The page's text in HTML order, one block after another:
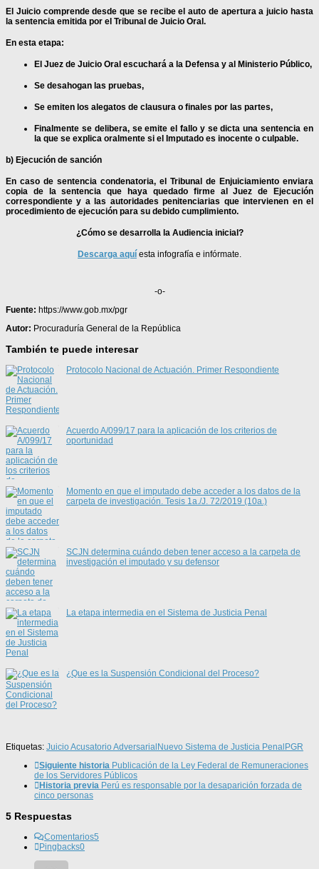
El Juicio comprende desde que se recibe el auto de apertura a juicio hasta
la sentencia emitida por el Tribunal de Juicio Oral.
En esta etapa:
El Juez de Juicio Oral escuchará a la Defensa y al Ministerio Público,
Se desahogan las pruebas,
Se emiten los alegatos de clausura o finales por las partes,
Finalmente se delibera, se emite el fallo y se dicta una sentencia en
la que se explica oralmente si el Imputado es inocente o culpable.
b) Ejecución de sanción
En caso de sentencia condenatoria, el Tribunal de Enjuiciamiento enviara
copia de la sentencia que haya quedado firme al Juez de Ejecución
correspondiente y a las autoridades penitenciarias que intervienen en el
procedimiento de ejecución para su debido cumplimiento.
¿Cómo se desarrolla la Audiencia inicial?
Descarga aquí esta infografía e infórmate.
-o-
Fuente: https://www.gob.mx/pgr
Autor: Procuraduría General de la República
También te puede interesar
Protocolo Nacional de Actuación. Primer Respondiente
Acuerdo A/099/17 para la aplicación de los criterios de
oportunidad
Momento en que el imputado debe acceder a los datos de la
carpeta de investigación. Tesis 1a./J. 72/2019 (10a.)
SCJN determina cuándo deben tener acceso a la carpeta de
investigación el imputado y su defensor
La etapa intermedia en el Sistema de Justicia Penal
¿Que es la Suspensión Condicional del Proceso?
Etiquetas: Juicio Acusatorio Adversarial Nuevo Sistema de Justicia Penal PGR
Siguiente historia Publicación de la Ley Federal de Remuneraciones
de los Servidores Públicos
Historia previa Perú es responsable por la desaparición forzada de
cinco personas
5 Respuestas
Comentarios5
Pingbacks0